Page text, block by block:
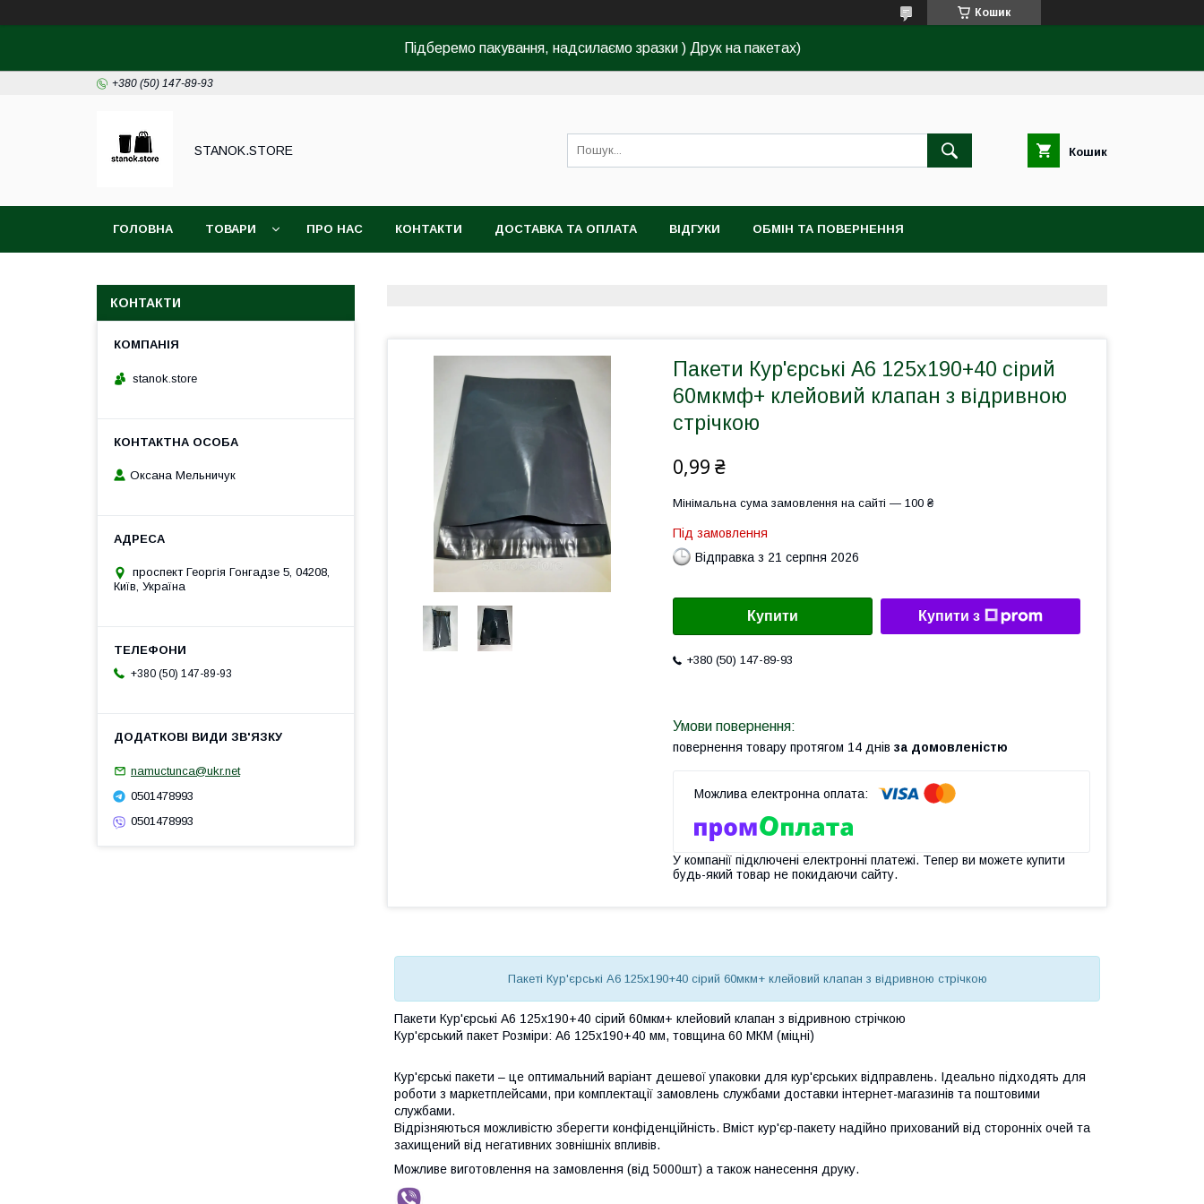
Кошик
Підберемо пакування, надсилаємо зразки ) Друк на пакетах)
+380 (50) 147-89-93
STANOK.STORE Кошик
ГОЛОВНА ТОВАРИ ПРО НАС КОНТАКТИ ДОСТАВКА ТА ОПЛАТА ВІДГУКИ ОБМІН ТА ПОВЕРНЕННЯ
Пакети Кур'єрські А6 125х190+40 сірий
60мкмф+ клейовий клапан з відривною
стрічкою
0,99 ₴
Мінімальна сума замовлення на сайті — 100 ₴
Під замовлення
Відправка з 21 серпня 2026
Купити Купити з
+380 (50) 147-89-93
повернення товару протягом 14 днів за домовленістю
У компанії підключені електронні платежі. Тепер ви можете купити
будь-який товар не покидаючи сайту.
Пакеті Кур'єрські А6 125х190+40 сірий 60мкм+ клейовий клапан з відривною стрічкою
Пакети Кур'єрські А6 125х190+40 сірий 60мкм+ клейовий клапан з відривною стрічкою
Кур'єрський пакет Розміри: А6 125х190+40 мм, товщина 60 МКМ (міцні)
Кур'єрські пакети – це оптимальний варіант дешевої упаковки для кур'єрських відправлень. Ідеально підходять для
роботи з маркетплейсами, при комплектації замовлень службами доставки інтернет-магазинів та поштовими
службами.
Відрізняються можливістю зберегти конфіденційність. Вміст кур'єр-пакету надійно прихований від сторонніх очей та
захищений від негативних зовнішніх впливів.
Можливе виготовлення на замовлення (від 5000шт) а також нанесення друку.
КОНТАКТИ
stanok.store
Оксана Мельничук
проспект Георгія Гонгадзе 5, 04208,
Київ, Україна
+380 (50) 147-89-93
namuctunca@ukr.net
0501478993
0501478993